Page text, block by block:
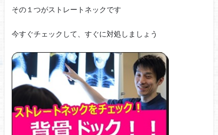
その１つがストレートネックです
今すぐチェックして、すぐに対処しましょう